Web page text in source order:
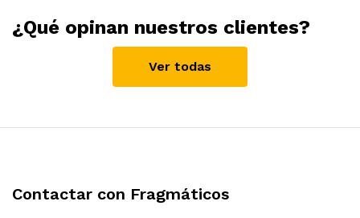
¿Qué opinan nuestros clientes?
Ver todas
Contactar con Fragmáticos